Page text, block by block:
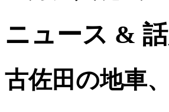
ニュース &
古佐田の地車